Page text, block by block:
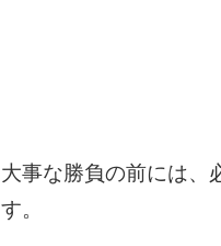
大事な勝負の前には、
す。